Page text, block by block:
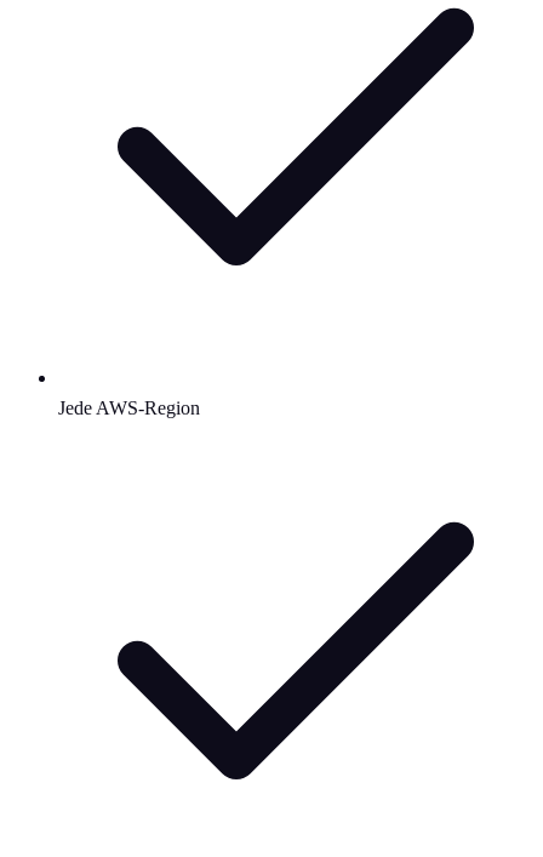
Jede AWS-Region